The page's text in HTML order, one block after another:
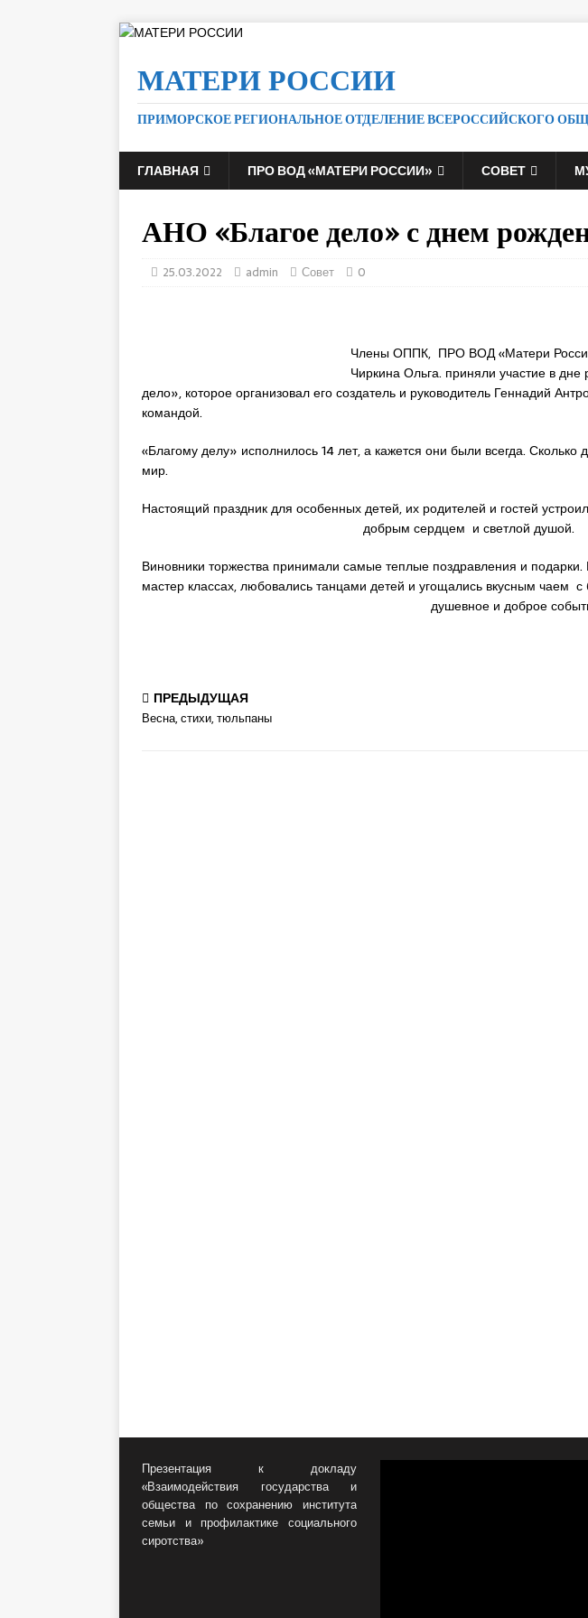
МАТЕРИ РОССИИ
ПРИМОРСКОЕ РЕГИОНАЛЬНОЕ ОТДЕЛЕНИЕ ВСЕРОССИЙСКОГО
ГЛАВНАЯ ПРО ВОД «МАТЕРИ РОССИИ» СОВЕТ
АНО «Благое дело» с днем
25.03.2022 admin Совет 0
Члены ОППК, ПРО ВОД «Матери
Чиркина Ольга. приняли участие в
дело», которое организовал его создатель и руководитель Геннадий
командой.
«Благому делу» исполнилось 14 лет, а кажется они были всегда. Сколько
мир.
Настоящий праздник для особенных детей, их родителей и гостей
добрым сердцем и светлой душой.
Виновники торжества принимали самые теплые поздравления и подарки.
мастер классах, любовались танцами детей и угощались вкусным чаем
душевное и доброе
ПРЕДЫДУЩАЯ
Весна, стихи, тюльпаны
Презентация к докладу
«Взаимодействия государства и
общества по сохранению института
семьи и профилактике социального
сиротства»